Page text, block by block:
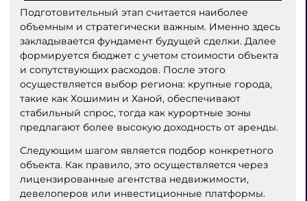
Подготовительный этап считается наиболее
объемным и стратегически важным. Именно здесь
закладывается фундамент будущей сделки. Далее
формируется бюджет с учетом стоимости объекта
и сопутствующих расходов. После этого
осуществляется выбор региона: крупные города,
такие как Хошимин и Ханой, обеспечивают
стабильный спрос, тогда как курортные зоны
предлагают более высокую доходность от аренды.
Следующим шагом является подбор конкретного
объекта. Как правило, это осуществляется через
лицензированные агентства недвижимости,
девелоперов или инвестиционные платформы.